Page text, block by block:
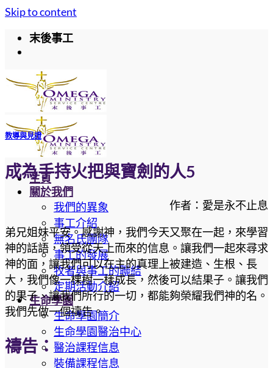
Skip to content
末後事工
主頁
關於我們
我們的異象
事工介紹
無名氏團隊
事工的發展
牧者與事工的聯結
定期活動介紹
生命學園
生命學園簡介
生命學園醫治中心
醫治課程信息
裝備課程信息
教導與見證
成為手持火把與寶劍的人5
作者：愛是永不止息
弟兄姐妹平安。感謝神，我們今天又聚在一起，來學習
神的話語，領受從天上而來的信息。讓我們一起來尋求
神的面，讓我們可以在主的真理上被建造、生根、長
大，我們像一棵樹一樣成長，然後可以結果子。讓我們
的果子、讓我們所行的一切，都能夠榮耀我們神的名。
我們先做一個禱告。
禱告：